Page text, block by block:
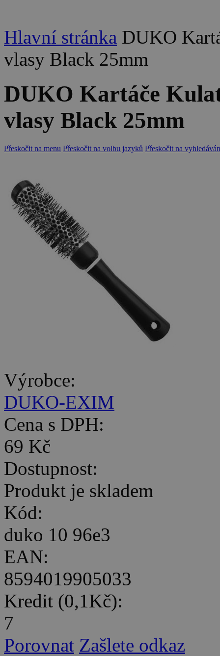
Hlavní stránka DUKO
vlasy Black 25mm
DUKO Kartáče
vlasy Black 25mm
Přeskočit na menu Přeskočit na volbu jazyků Přeskočit na
Výrobce:
DUKO-EXIM
Cena s DPH:
69 Kč
Dostupnost:
Produkt je skladem
Kód:
duko 10 96e3
EAN:
8594019905033
Kredit (0,1Kč):
7
Porovnat Zašlete odkaz